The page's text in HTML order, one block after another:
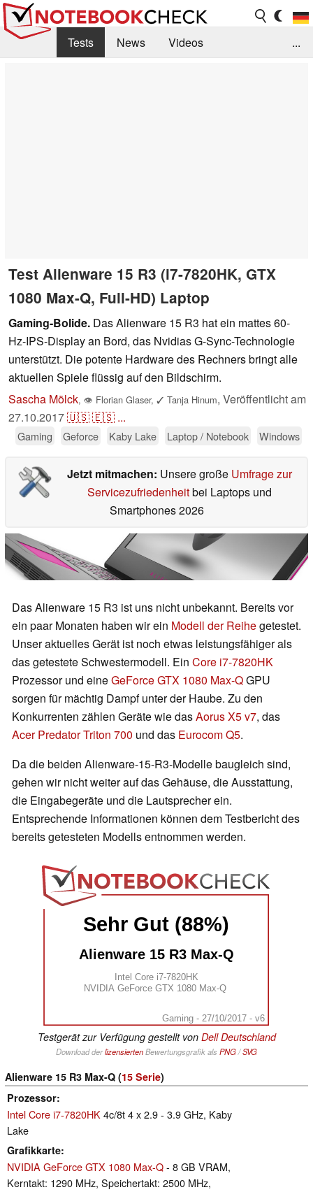
Tests News
Videos
...
Test Alienware 15 R3 (i7-7820HK, GTX
1080 Max-Q, Full-HD) Laptop
Gaming-Bolide. Das Alienware 15 R3 hat ein mattes 60-
Hz-IPS-Display an Bord, das Nvidias G-Sync-Technologie
unterstützt. Die potente Hardware des Rechners bringt alle
aktuellen Spiele flüssig auf den Bildschirm.
Sascha Mölck, 👁 Florian Glaser, ✓ Tanja Hinum, Veröffentlicht am
27.10.2017🇺🇸🇪🇸 ...
Gaming Geforce Kaby Lake Laptop / Notebook Windows
Jetzt mitmachen: Unsere große Umfrage zur
Servicezufriedenheitbei Laptops und
Smartphones 2026
Das Alienware 15 R3 ist uns nicht unbekannt. Bereits vor
ein paar Monaten haben wir ein Modell der Reihegetestet.
Unser aktuelles Gerät ist noch etwas leistungsfähiger als
das getestete Schwestermodell. Ein Core i7-7820HK
Prozessor und eineGeForce GTX 1080 Max-QGPU
sorgen für mächtig Dampf unter der Haube. Zu den
Konkurrenten zählen Geräte wie dasAorus X5 v7, das
Acer Predator Triton 700 und das Eurocom Q5.
Da die beiden Alienware-15-R3-Modelle baugleich sind,
gehen wir nicht weiter auf das Gehäuse, die Ausstattung,
die Eingabegeräte und die Lautsprecher ein.
Entsprechende Informationen können dem Testbericht des
bereits getesteten Modells entnommen werden.
Sehr Gut (88%)
Alienware 15 R3 Max-Q
Intel Core i7-7820HK
NVIDIA GeForce GTX 1080 Max-Q
Gaming - 27/10/2017 - v6
Testgerät zur Verfügung gestellt von Dell Deutschland
Download derlizensiertenBewertungsgrafik als PNG/SVG
Alienware 15 R3 Max-Q (15 Serie)
Prozessor
Intel Core i7-7820HK 4c/8t 4 x 2.9 - 3.9 GHz, Kaby
Lake
Grafikkarte
NVIDIA GeForce GTX 1080 Max-Q- 8 GB VRAM,
Kerntakt: 1290 MHz, Speichertakt: 2500 MHz,